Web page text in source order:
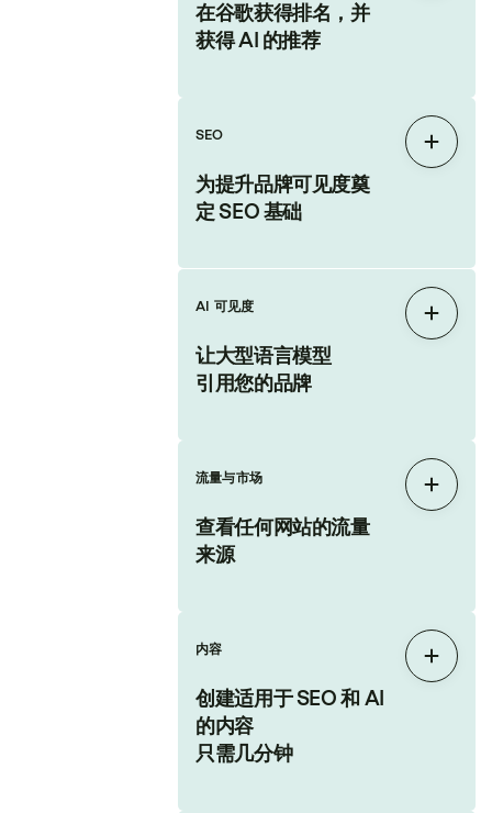
在谷歌获得排名，并
获得 AI 的推荐
SEO
为提升品牌可见度奠
定 SEO 基础
展开
AI 可见度
让大型语言模型
引用您的品牌
展开
流量与市场
查看任何网站的流量
来源
展开
内容
创建适用于 SEO 和 AI
的内容
只需几分钟
展开